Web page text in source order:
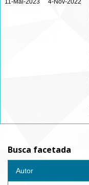
11-Mai-2023 4-Nov-2022
Busca facetada
Autor